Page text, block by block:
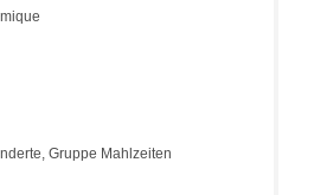
Gruppe Mahlzeiten